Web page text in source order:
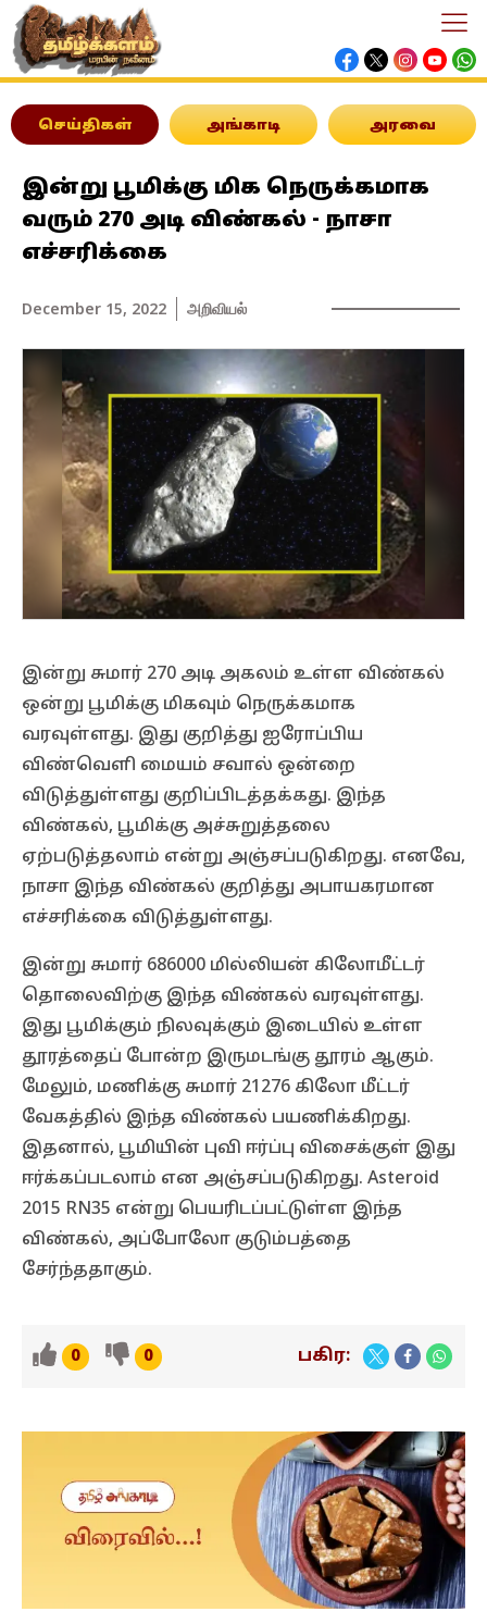
செய்திகள் அங்காடி அரவை
இன்று பூமிக்கு மிக நெருக்கமாக
வரும் 270 அடி விண்கல் - நாசா
எச்சரிக்கை
December 15, 2022 அறிவியல்
இன்று சுமார் 270 அடி அகலம் உள்ள விண்கல்
ஒன்று பூமிக்கு மிகவும் நெருக்கமாக
வரவுள்ளது. இது குறித்து ஐரோப்பிய
விண்வெளி மையம் சவால் ஒன்றை
விடுத்துள்ளது குறிப்பிடத்தக்கது. இந்த
விண்கல், பூமிக்கு அச்சுறுத்தலை
ஏற்படுத்தலாம் என்று அஞ்சப்படுகிறது. எனவே,
நாசா இந்த விண்கல் குறித்து அபாயகரமான
எச்சரிக்கை விடுத்துள்ளது.
இன்று சுமார் 686000 மில்லியன் கிலோமீட்டர்
தொலைவிற்கு இந்த விண்கல் வரவுள்ளது.
இது பூமிக்கும் நிலவுக்கும் இடையில் உள்ள
தூரத்தைப் போன்ற இருமடங்கு தூரம் ஆகும்.
மேலும், மணிக்கு சுமார் 21276 கிலோ மீட்டர்
வேகத்தில் இந்த விண்கல் பயணிக்கிறது.
இதனால், பூமியின் புவி ஈர்ப்பு விசைக்குள் இது
ஈர்க்கப்படலாம் என அஞ்சப்படுகிறது. Asteroid
2015 RN35 என்று பெயரிடப்பட்டுள்ள இந்த
விண்கல், அப்போலோ குடும்பத்தை
சேர்ந்ததாகும்.
0 0 பகிர: